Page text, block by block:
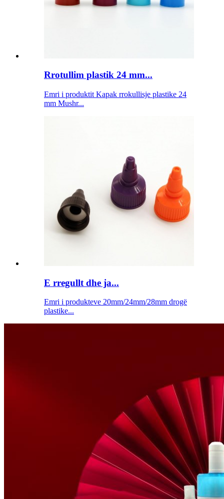
Rrotullim plastik 24 mm...
Emri i produktit Kapak rrokullisje plastike 24
mm Mushr...
E rregullt dhe ja...
Emri i produkteve 20mm/24mm/28mm drogë
plastike...